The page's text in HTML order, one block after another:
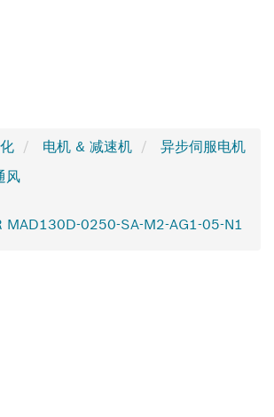
电机 & 减速机
异步伺服电机
风
MAD130D-0250-SA-M2-AG1-05-N1